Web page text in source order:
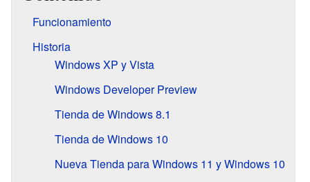
Funcionamiento
Historia
Windows XP y Vista
Windows Developer Preview
Tienda de Windows 8.1
Tienda de Windows 10
Nueva Tienda para Windows 11 y Windows 10